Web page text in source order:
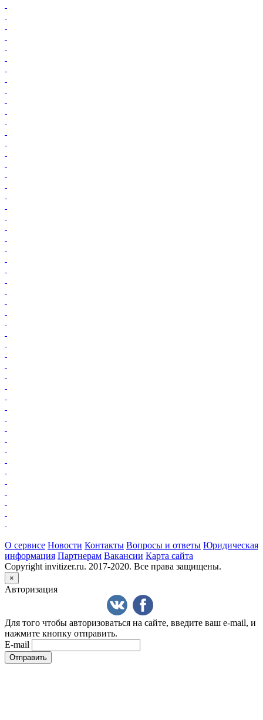
О сервисе Новости Контакты Вопросы и ответы Юридическая
информация Партнерам Вакансии Карта сайта
Copyright invitizer.ru. 2017-2020. Все права защищены.
×
Авторизация
Для того чтобы авторизоваться на сайте, введите ваш e-mail, и
нажмите кнопку отправить.
E-mail
Отправить